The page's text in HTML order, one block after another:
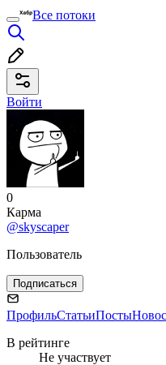
Все потоки
Войти
0
Карма
@skyscaper
Пользователь
Подписаться
ПрофильСтатьиПосты
В рейтинге
Не участвует